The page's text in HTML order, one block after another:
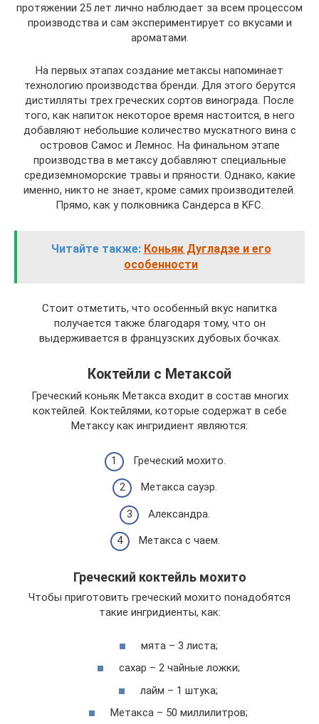
протяжении 25 лет лично наблюдает за всем процессом
производства и сам экспериментирует со вкусами и
ароматами.
На первых этапах создание метаксы напоминает
технологию производства бренди. Для этого берутся
дистилляты трех греческих сортов винограда. После
того, как напиток некоторое время настоится, в него
добавляют небольшие количество мускатного вина с
островов Самос и Лемнос. На финальном этапе
производства в метаксу добавляют специальные
средиземноморские травы и пряности. Однако, какие
именно, никто не знает, кроме самих производителей.
Прямо, как у полковника Сандерса в KFC.
Читайте также: Коньяк Дугладзе и его
особенности
Стоит отметить, что особенный вкус напитка
получается также благодаря тому, что он
выдерживается в французских дубовых бочках.
Коктейли с Метаксой
Греческий коньяк Метакса входит в состав многих
коктейлей. Коктейлями, которые содержат в себе
Метаксу как ингридиент являются:
Греческий мохито.
Метакса сауэр.
Александра.
Метакса с чаем.
Греческий коктейль мохито
Чтобы приготовить греческий мохито понадобятся
такие ингридиенты, как:
мята – 3 листа;
сахар – 2 чайные ложки;
лайм – 1 штука;
Метакса – 50 миллилитров;